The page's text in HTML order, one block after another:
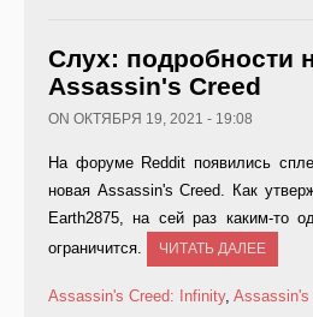
Слух: подробности
Assassin's Creed
ON ОКТЯБРЯ 19, 2021 - 19:08
На форуме Reddit появились
новая Assassin's Creed. Как
Earth2875, на сей раз каким-то
ограничится.
ЧИТАТЬ ДАЛЕЕ
Assassin's Creed: Infinity, Assassin's